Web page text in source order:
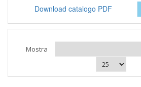
Download catalogo PDF
Mostra